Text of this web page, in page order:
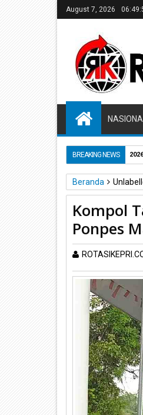
August 7, 2026
NASIONAL
BREAKING NEWS
Beranda
Kompol
Ponpes